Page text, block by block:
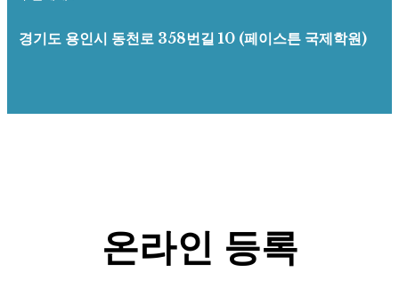
경기도 용인시 동천로 358번길 10 (페이스튼 국제학원)
온라인 등록